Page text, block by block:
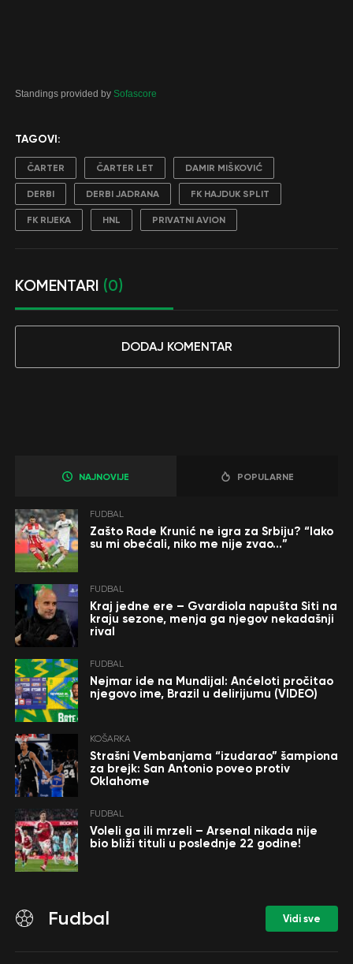
Standings provided by Sofascore
TAGOVI:
ČARTER ČARTER LET DAMIR MIŠKOVIĆ
DERBI DERBI JADRANA FK HAJDUK SPLIT
FK RIJEKA HNL PRIVATNI AVION
KOMENTARI (0)
DODAJ KOMENTAR
NAJNOVIJE POPULARNE
FUDBAL
Zašto Rade Krunić ne igra za Srbiju? “Iako
su mi obećali, niko me nije zvao…”
FUDBAL
Kraj jedne ere – Gvardiola napušta Siti na
kraju sezone, menja ga njegov nekadašnji
rival
FUDBAL
Nejmar ide na Mundijal: Anćeloti pročitao
njegovo ime, Brazil u delirijumu (VIDEO)
KOŠARKA
Strašni Vembanjama “izudarao” šampiona
za brejk: San Antonio poveo protiv
Oklahome
FUDBAL
Voleli ga ili mrzeli – Arsenal nikada nije
bio bliži tituli u poslednje 22 godine!
Fudbal Vidi sve